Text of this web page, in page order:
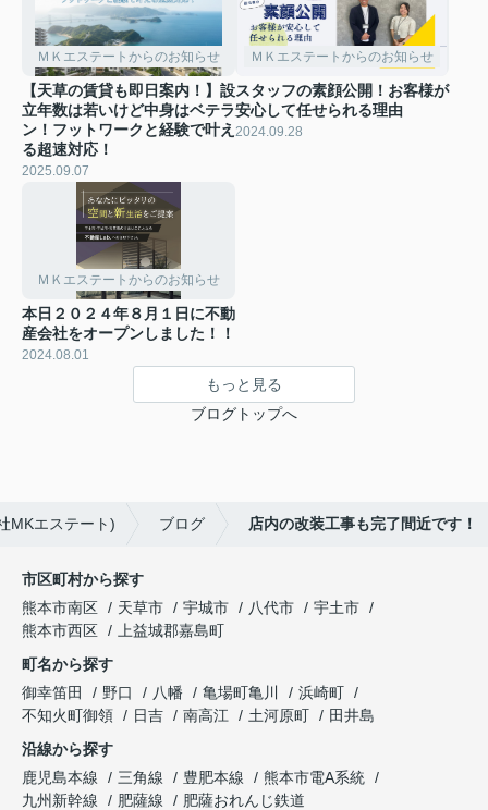
ＭＫエステートからのお知らせ
【天草の賃貸も即日案内！】設
立年数は若いけど中身はベテラ
ン！フットワークと経験で叶え
る超速対応！
2025.09.07
ＭＫエステートからのお知らせ
スタッフの素顔公開！お客様が
安心して任せられる理由
2024.09.28
ＭＫエステートからのお知らせ
本日２０２４年８月１日に不動
産会社をオープンしました！！
2024.08.01
もっと見る
ブログトップへ
MKエステート) ブログ 店内の改装工事も完了間近です！
市区町村から探す
熊本市南区
天草市 宇城市 八代市
宇土市
熊本市西区
上益城郡嘉島町
町名から探す
御幸笛田
野口 八幡 亀場町亀川
浜崎町
不知火町御領
日吉 南高江 土河原町
田井島
沿線から探す
鹿児島本線
三角線 豊肥本線
熊本市電A系統
九州新幹線
肥薩線
肥薩おれんじ鉄道